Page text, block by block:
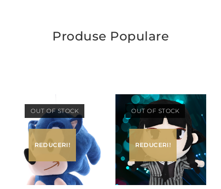
Produse Populare
OUT OF STOCK
REDUCERI!
OUT OF STOCK
REDUCERI!